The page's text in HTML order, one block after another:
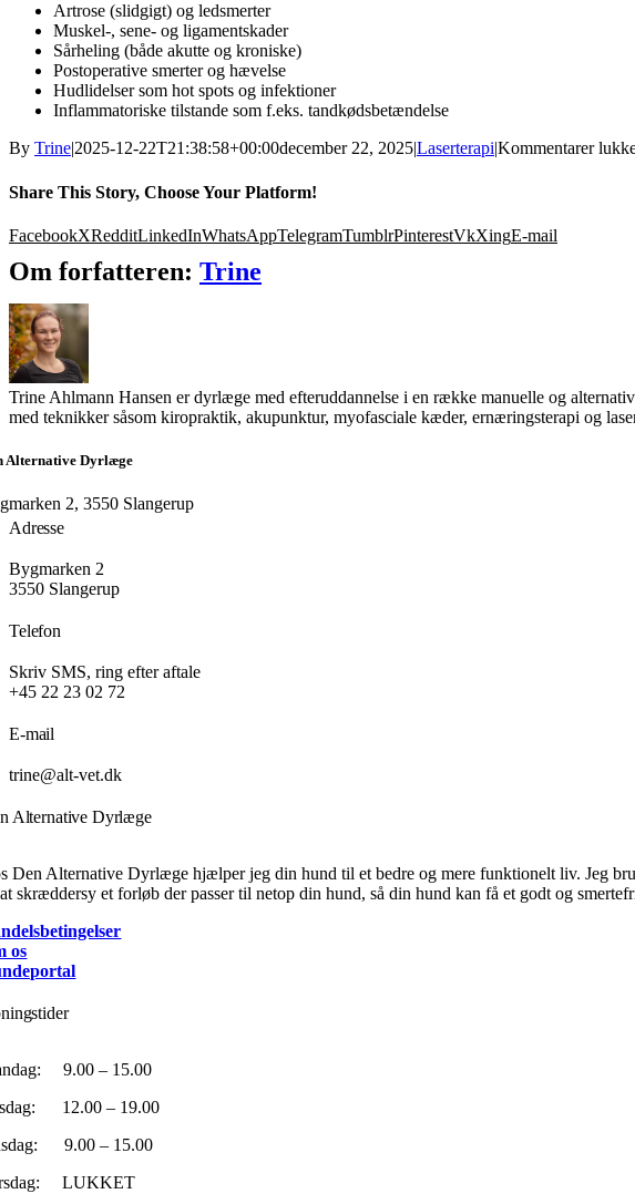
Artrose (slidgigt) og ledsmerter
Muskel-, sene- og ligamentskader
Sårheling (både akutte og kroniske)
Postoperative smerter og hævelse
Hudlidelser som hot spots og infektioner
Inflammatoriske tilstande som f.eks. tandkødsbetændelse
By Trine|2025-12-22T21:38:58+00:00december 22, 2025|Laserterapi|Kommentarer
Share This Story, Choose Your Platform!
FacebookXRedditLinkedInWhatsAppTelegramTumblrPinterestVkXingE-mail
Om forfatteren: Trine
Trine Ahlmann Hansen er dyrlæge med efteruddannelse i en række manuelle og
med teknikker såsom kiropraktik, akupunktur, myofasciale kæder, ernæringsterapi og
Alternative Dyrlæge
2, 3550 Slangerup
Adresse
Bygmarken 2
3550 Slangerup
Telefon
Skriv SMS, ring efter aftale
+45 22 23 02 72
E-mail
trine@alt-vet.dk
Alternative Dyrlæge
Den Alternative Dyrlæge hjælper jeg din hund til et bedre og mere funktionelt liv. Jeg
skræddersy et forløb der passer til netop din hund, så din hund kan få et godt og
os
9.00 – 15.00
12.00 – 19.00
9.00 – 15.00
LUKKET